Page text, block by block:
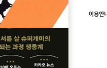
이용안